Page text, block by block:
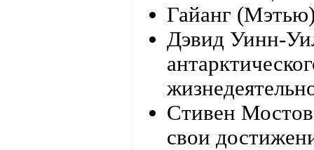
Гайанг
Дэвид Уинн-
Стивен
свои